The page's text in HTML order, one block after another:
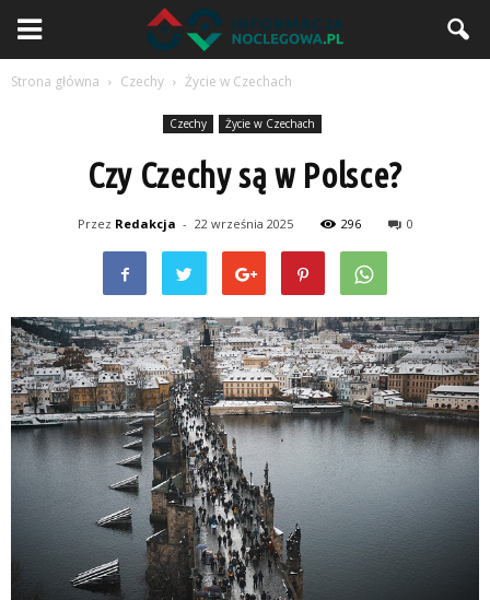
Strona główna Czechy Życie w Czechach
Czechy Życie w Czechach
Czy Czechy są w Polsce?
Przez Redakcja - 22 września 2025 296 0